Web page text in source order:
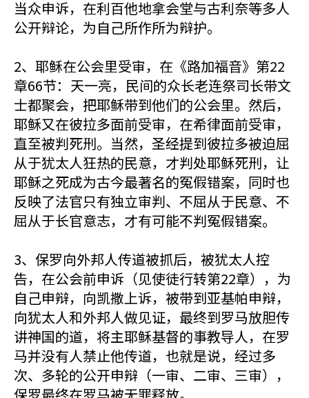
当众申诉，在利百他地拿会堂与古利奈等多人
公开辩论，为自己所作所为辩护。
2、耶稣在公会里受审，在《路加福音》第22
章66节：天一亮，民间的众长老连祭司长带文
士都聚会，把耶稣带到他们的公会里。然后，
耶稣又在彼拉多面前受审，在希律面前受审，
直至被判死刑。当然，圣经提到彼拉多被迫屈
从于犹太人狂热的民意，才判处耶稣死刑，让
耶稣之死成为古今最著名的冤假错案，同时也
反映了法官只有独立审判、不屈从于民意、不
屈从于长官意志，才有可能不判冤假错案。
3、保罗向外邦人传道被抓后，被犹太人控
告，在公会前申诉（见使徒行转第22章），为
自己申辩，向凯撒上诉，被带到亚基帕申辩，
向犹太人和外邦人做见证，最终到罗马放胆传
讲神国的道，将主耶稣基督的事教导人，在罗
马并没有人禁止他传道，也就是说，经过多
次、多轮的公开申辩（一审、二审、三审），